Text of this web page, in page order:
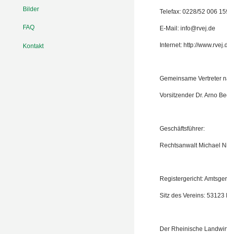
Bilder
FAQ
Kontakt
Telefax: 0228/52 006
E-Mail: info@rvej.de
Internet: http://
Gemeinsame Vertreter
Vorsitzender Dr. Arno
Geschäftsführer:
Rechtsanwalt Michael
Registergericht:
Sitz des Vereins:
Der Rheinische